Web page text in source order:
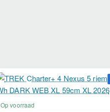
Op voorraad